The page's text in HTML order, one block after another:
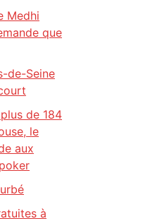
Medhi
que
de-Seine
de 184
le
aux
à